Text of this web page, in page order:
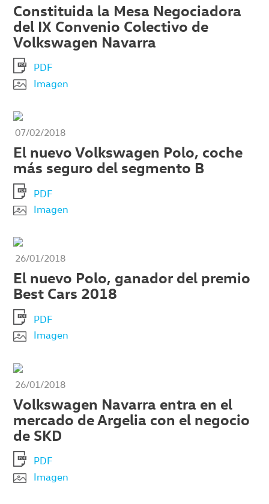
Constituida la Mesa Negociadora
del IX Convenio Colectivo de
Volkswagen Navarra
PDF
Imagen
07/02/2018
El nuevo Volkswagen Polo, coche
más seguro del segmento B
PDF
Imagen
26/01/2018
El nuevo Polo, ganador del premio
Best Cars 2018
PDF
Imagen
26/01/2018
Volkswagen Navarra entra en el
mercado de Argelia con el negocio
de SKD
PDF
Imagen